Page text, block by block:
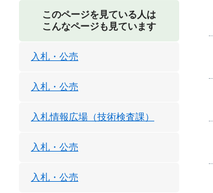
このページを見ている人は
こんなページも見ています
入札・公売
入札・公売
入札情報広場（技術検査課）
入札・公売
入札・公売